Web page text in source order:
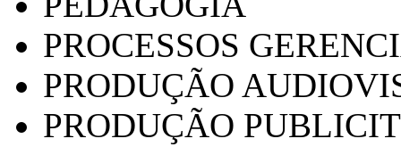
PROCESSOS
PRODUÇÃO
PRODUÇÃO